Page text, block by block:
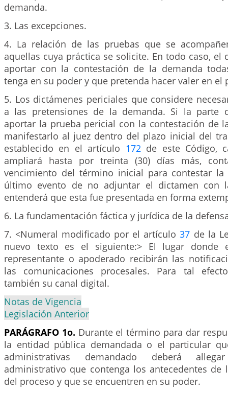
demanda.
3. Las excepciones.
4. La relación de las pruebas que se
aquellas cuya práctica se solicite. En todo caso, el
aportar con la contestación de la demanda
tenga en su poder y que pretenda hacer valer en el
5. Los dictámenes periciales que considere
a las pretensiones de la demanda. Si la parte
aportar la prueba pericial con la contestación de
manifestarlo al juez dentro del plazo inicial del
establecido en el artículo 172de este Código,
ampliará hasta por treinta (30) días más,
vencimiento del término inicial para contestar la
último evento de no adjuntar el dictamen con
entenderá que esta fue presentada en forma
6. La fundamentación fáctica y jurídica de la
7. <Numeral modificado por el artículo37 de la
nuevo texto es el siguiente:> El lugar donde
representante o apoderado recibirán las
las comunicaciones procesales. Para tal
también su canal digital.
Notas de Vigencia
Legislación Anterior
PARÁGRAFO 1o. Durante el término para dar
la entidad pública demandada o el particular
administrativas demandado deberá
administrativo que contenga los antecedentes de
del proceso y que se encuentren en su poder.